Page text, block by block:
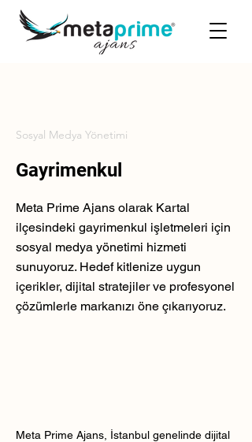
Sosyal Medya Yönetimi
Gayrimenkul
Meta Prime Ajans olarak Kartal
ilçesindeki gayrimenkul işletmeleri için
sosyal medya yönetimi hizmeti
sunuyoruz. Hedef kitlenize uygun
içerikler, dijital stratejiler ve profesyonel
çözümlerle markanızı öne çıkarıyoruz.
Meta Prime Ajans, İstanbul genelinde dijital